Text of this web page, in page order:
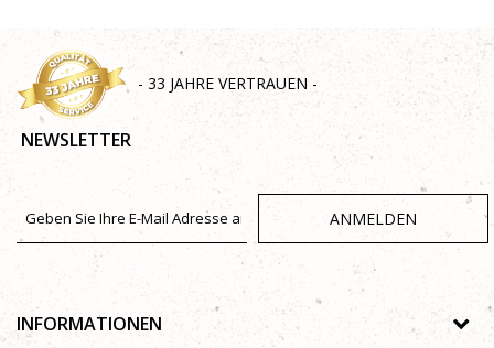
- 33 JAHRE VERTRAUEN -
NEWSLETTER
ANMELDEN
INFORMATIONEN